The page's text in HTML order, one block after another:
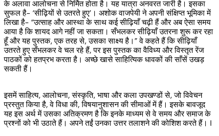
के अलावा आलोचना से निर्मित होता है। यह यात्रा अनवरत जारी है। इसका
सुफल है- ‘सीढ़ियों से उतरते हुए’। अशोक वाजपेयी ने अपनी संक्षिप्त भूमिका में
लिखा है- “उत्साह और आस्था के साथ कई सीढ़ियाँ चढ़ी हैं और अब ऐसा समय
आया है कि शायद आगे नहीं जा सकता। सँभलकर सीढ़ियाँ उतरना शुरू कर रहा
हूँ और यह पुस्तक, एक तरह से, उसका साक्ष्य है।” वे कहते हैं कि सीढ़ियाँ
उतरते हुए सँभलकर वे चल रहे हैं, पर इस पुस्तक का वैविध्य और विस्तृत रेंज
पाठकों को हतप्रभ करता है। अच्छे खासे साहित्यिक धावकों की साँसें उखड़
सकती हैं।
इसमें साहित्य, आलोचना, संस्कृति, भाषा और कला उपखण्डों से, जो विवेचन
प्रस्तुत किया है, वे विधा की, विषयानुशासन की सीमाओं में हैं। इसके बावजूद
यह इस अर्थ में उसका अतिक्रमण है कि इनके माध्यम से वे समय और समाज के
प्रश्नों को भी उठाते हैं। अपने तईं उनका उत्तर तलाशने की कोशिश करते हैं। I